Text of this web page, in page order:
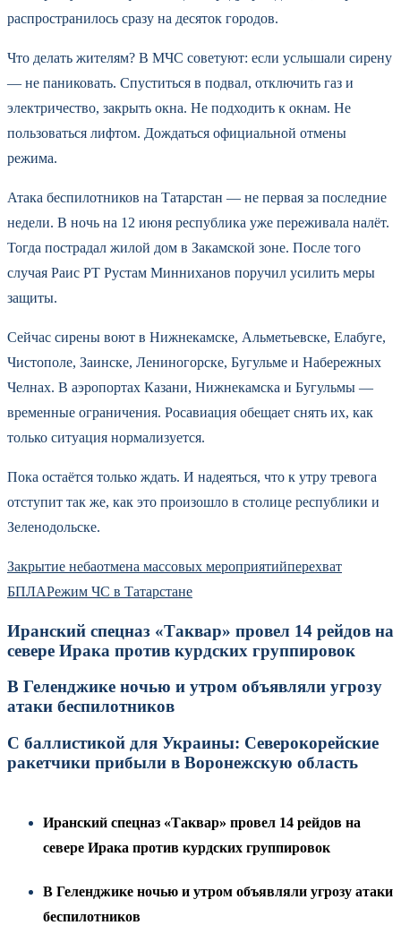
распространилось сразу на десяток городов.
Что делать жителям? В МЧС советуют: если услышали сирену
— не паниковать. Спуститься в подвал, отключить газ и
электричество, закрыть окна. Не подходить к окнам. Не
пользоваться лифтом. Дождаться официальной отмены
режима.
Атака беспилотников на Татарстан — не первая за последние
недели. В ночь на 12 июня республика уже переживала налёт.
Тогда пострадал жилой дом в Закамской зоне. После того
случая Раис РТ Рустам Минниханов поручил усилить меры
защиты.
Сейчас сирены воют в Нижнекамске, Альметьевске, Елабуге,
Чистополе, Заинске, Лениногорске, Бугульме и Набережных
Челнах. В аэропортах Казани, Нижнекамска и Бугульмы —
временные ограничения. Росавиация обещает снять их, как
только ситуация нормализуется.
Пока остаётся только ждать. И надеяться, что к утру тревога
отступит так же, как это произошло в столице республики и
Зеленодольске.
Закрытие небаотмена массовых мероприятийперехват
БПЛАРежим ЧС в Татарстане
Иранский спецназ «Таквар» провел 14 рейдов на
севере Ирака против курдских группировок
В Геленджике ночью и утром объявляли угрозу
атаки беспилотников
С баллистикой для Украины: Северокорейские
ракетчики прибыли в Воронежскую область
Иранский спецназ «Таквар» провел 14 рейдов на
севере Ирака против курдских группировок
В Геленджике ночью и утром объявляли угрозу атаки
беспилотников